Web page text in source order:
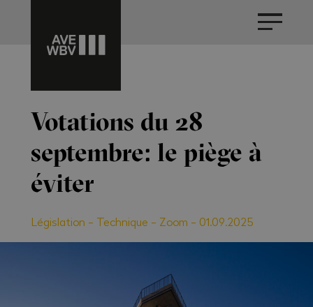
Votations du 28
septembre: le piège à
éviter
Législation - Technique - Zoom - 01.09.2025